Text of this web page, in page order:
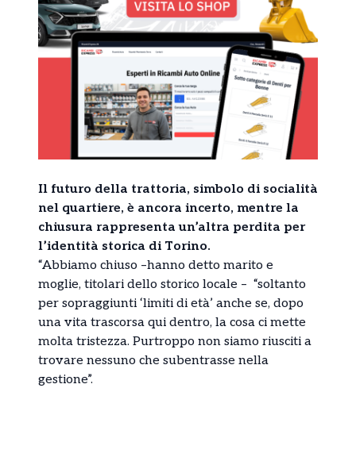
Il futuro della trattoria, simbolo di socialità
nel quartiere, è ancora incerto, mentre la
chiusura rappresenta un’altra perdita per
l’identità storica di Torino.
“Abbiamo chiuso –hanno detto marito e
moglie, titolari dello storico locale – “soltanto
per sopraggiunti ‘limiti di età’ anche se, dopo
una vita trascorsa qui dentro, la cosa ci mette
molta tristezza. Purtroppo non siamo riusciti a
trovare nessuno che subentrasse nella
gestione”.